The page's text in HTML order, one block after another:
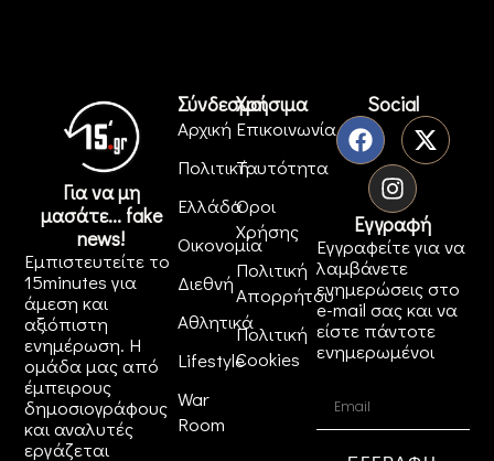
Για να μη
μασάτε... fake
news!
Εμπιστευτείτε το
15minutes για
άμεση και
αξιόπιστη
ενημέρωση. Η
ομάδα μας από
έμπειρους
δημοσιογράφους
και αναλυτές
εργάζεται
Σύνδεσμοι
Αρχική
Πολιτική
Ελλάδα
Οικονομία
Διεθνή
Αθλητικά
Lifestyle
War
Room
Χρήσιμα
Επικοινωνία
Ταυτότητα
Όροι
Χρήσης
Πολιτική
Απορρήτου
Πολιτική
Cookies
Social
Εγγραφή
Εγγραφείτε για να
λαμβάνετε
ενημερώσεις στο
e-mail σας και να
είστε πάντοτε
ενημερωμένοι